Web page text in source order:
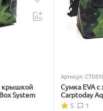
крышкой
System
Артикул:
Сумка EVA
Carptoday
1
5